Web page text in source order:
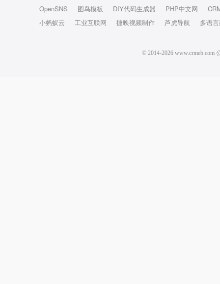
OpenSNS
图鸟模板 DIY代码生成器 PHP中文网
小蚂蚁云
工业互联网 捷映视频制作 芦虎导航 多语
© 2014-2026